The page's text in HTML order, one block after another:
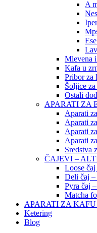
A
Mlevena
Kafa u
Pribor za
Šoljice
Ostali
APARATI ZA
Aparati
Aparati
Aparati
Aparati
Sredstva
ČAJEVI –
Loose
Deli čaj –
Pyra čaj
Matcha
APARATI ZA
Ketering
Blog